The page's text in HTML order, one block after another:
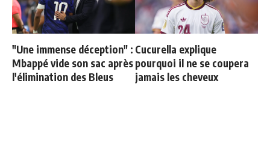
"Une immense déception" :
Mbappé vide son sac après
l'élimination des Bleus
Cucurella explique
pourquoi il ne se coupera
jamais les cheveux